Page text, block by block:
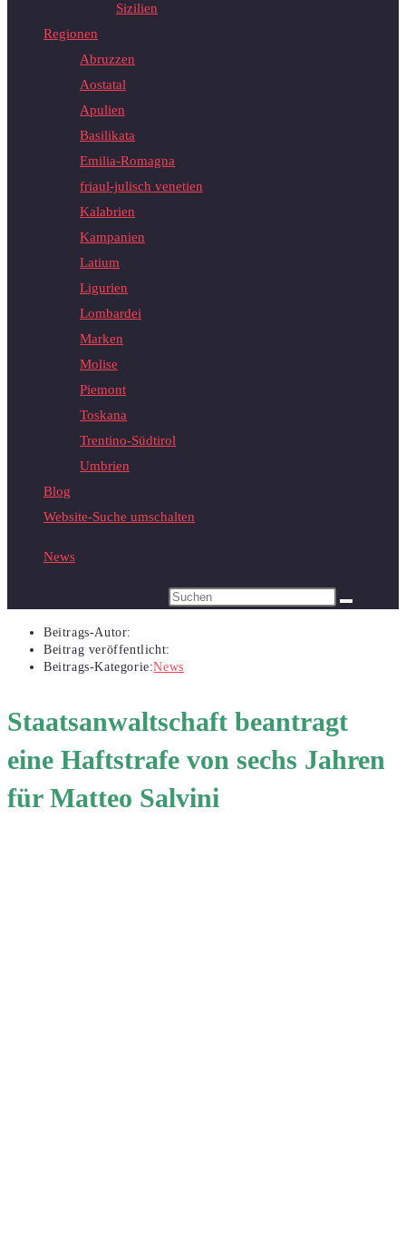
Sizilien
Regionen
Abruzzen
Aostatal
Apulien
Basilikata
Emilia-Romagna
friaul-julisch venetien
Kalabrien
Kampanien
Latium
Ligurien
Lombardei
Marken
Molise
Piemont
Toskana
Trentino-Südtirol
Umbrien
Blog
Website-Suche umschalten
News
Beitrags-Autor:
Beitrag veröffentlicht:
Beitrags-Kategorie:News
Staatsanwaltschaft beantragt
eine Haftstrafe von sechs Jahren
für Matteo Salvini